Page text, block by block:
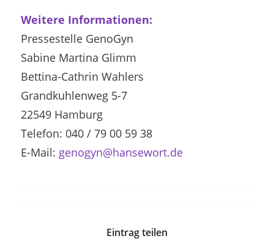
Weitere Informationen:
Pressestelle GenoGyn
Sabine Martina Glimm
Bettina-Cathrin Wahlers
Grandkuhlenweg 5-7
22549 Hamburg
Telefon: 040 / 79 00 59 38
E-Mail: genogyn@hansewort.de
Eintrag teilen